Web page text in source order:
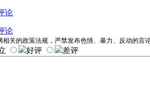
论
论
相关的政策法规，严禁发布色情、暴力、反动的言
好评 差评